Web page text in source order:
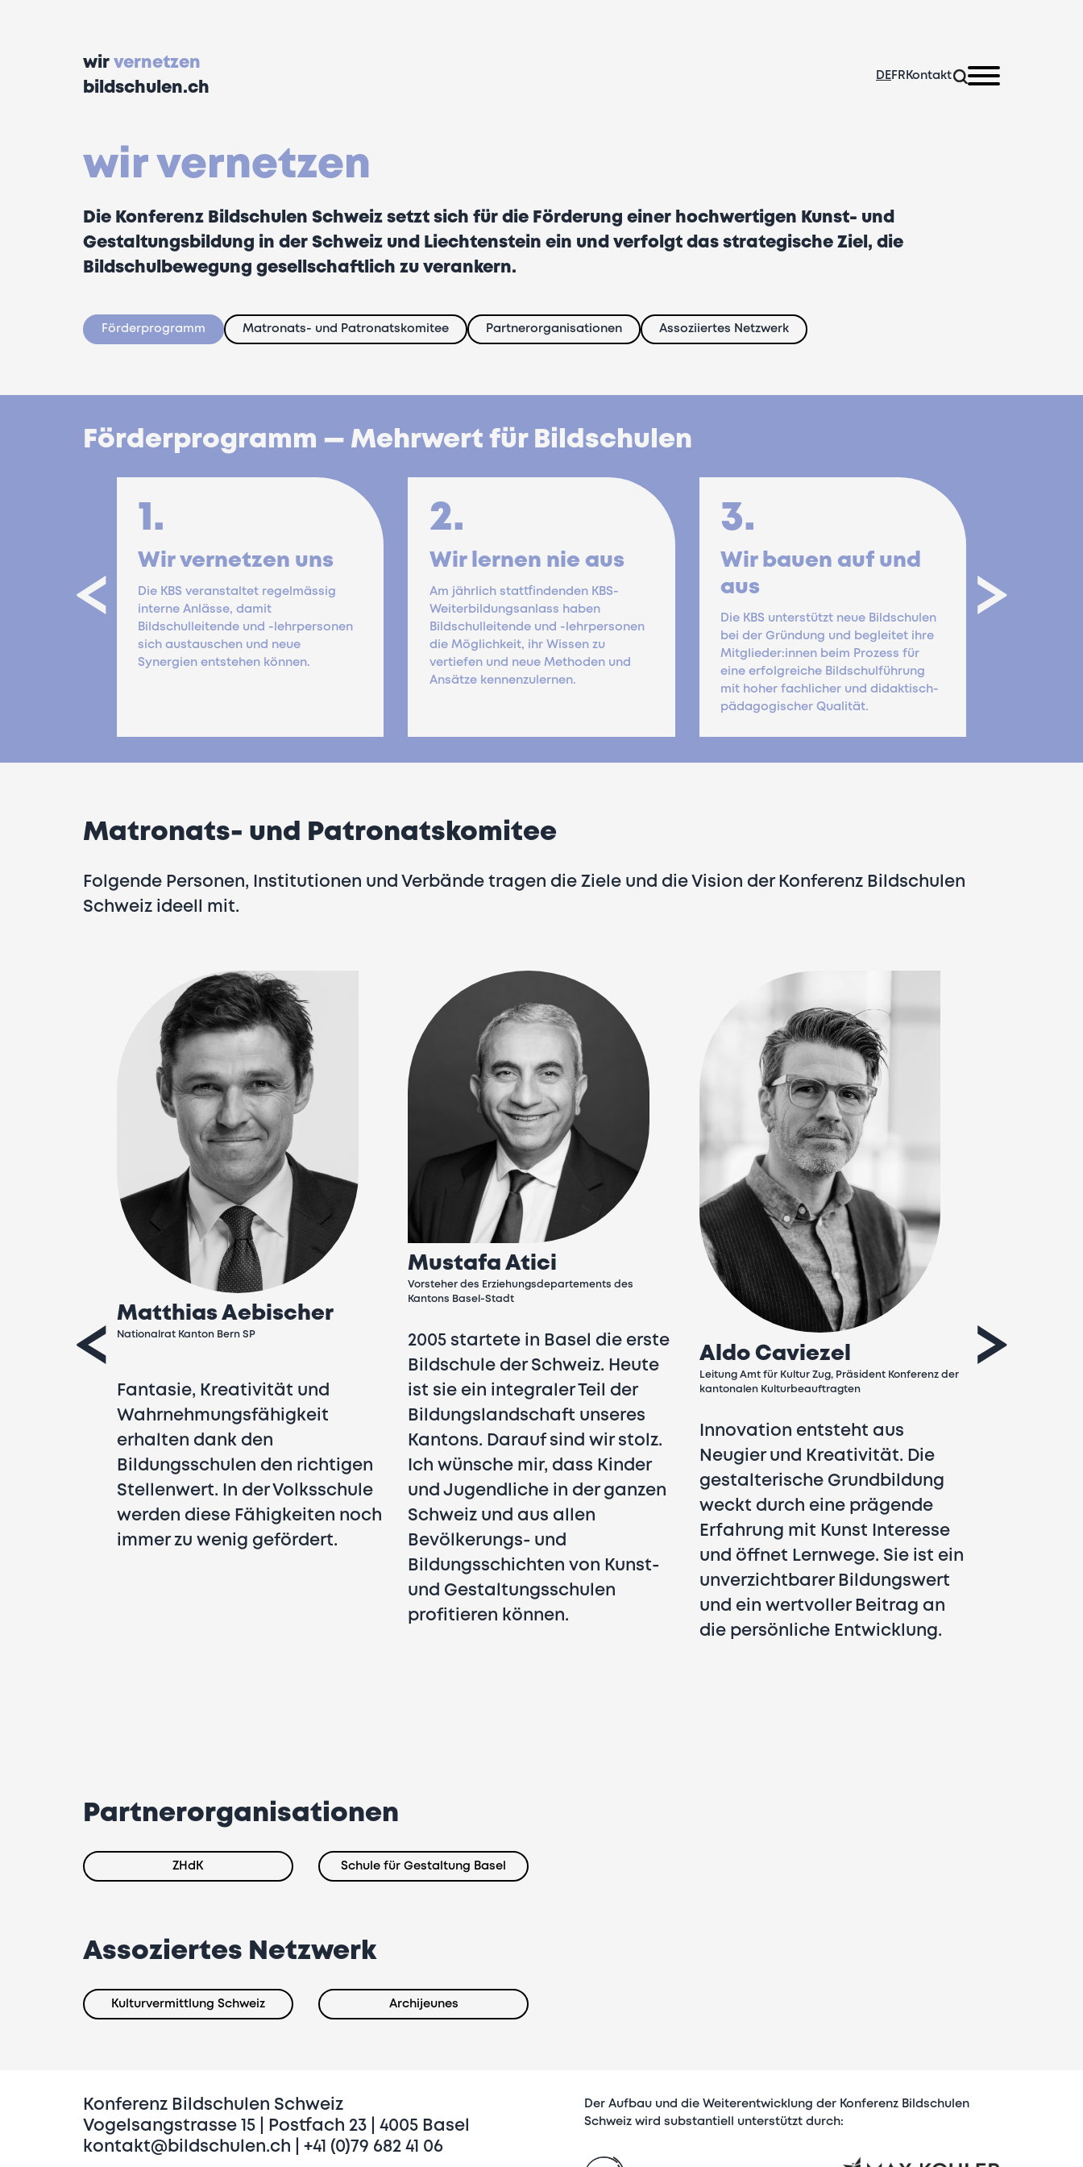
wir vernetzen
bildschulen.ch
DE FR Kontakt
wir vernetzen
Die Konferenz Bildschulen Schweiz setzt sich für die Förderung einer hochwertigen Kunst- und
Gestaltungsbildung in der Schweiz und Liechtenstein ein und verfolgt das strategische Ziel, die
Bildschulbewegung gesellschaftlich zu verankern.
Förderprogramm Matronats- und Patronatskomitee Partnerorganisationen Assoziiertes Netzwerk
Förderprogramm — Mehrwert für Bildschulen
1.
Wir vernetzen uns
Die KBS veranstaltet regelmässig
interne Anlässe, damit
Bildschulleitende und -lehrpersonen
sich austauschen und neue
Synergien entstehen können.
2.
Wir lernen nie aus
Am jährlich stattfindenden KBS-
Weiterbildungsanlass haben
Bildschulleitende und -lehrpersonen
die Möglichkeit, ihr Wissen zu
vertiefen und neue Methoden und
Ansätze kennenzulernen.
3.
Wir bauen auf und
aus
Die KBS unterstützt neue Bildschulen
bei der Gründung und begleitet ihre
Mitglieder:innen beim Prozess für
eine erfolgreiche Bildschulführung
mit hoher fachlicher und didaktisch-
pädagogischer Qualität.
< >
Matronats- und Patronatskomitee
Folgende Personen, Institutionen und Verbände tragen die Ziele und die Vision der Konferenz Bildschulen
Schweiz ideell mit.
Matthias Aebischer
Nationalrat Kanton Bern SP
Fantasie, Kreativität und
Wahrnehmungsfähigkeit
erhalten dank den
Bildungsschulen den richtigen
Stellenwert. In der Volksschule
werden diese Fähigkeiten noch
immer zu wenig gefördert.
Mustafa Atici
Vorsteher des Erziehungsdepartements des
Kantons Basel-Stadt
2005 startete in Basel die erste
Bildschule der Schweiz. Heute
ist sie ein integraler Teil der
Bildungslandschaft unseres
Kantons. Darauf sind wir stolz.
Ich wünsche mir, dass Kinder
und Jugendliche in der ganzen
Schweiz und aus allen
Bevölkerungs- und
Bildungsschichten von Kunst-
und Gestaltungsschulen
profitieren können.
Aldo Caviezel
Leitung Amt für Kultur Zug, Präsident Konferenz der
kantonalen Kulturbeauftragten
Innovation entsteht aus
Neugier und Kreativität. Die
gestalterische Grundbildung
weckt durch eine prägende
Erfahrung mit Kunst Interesse
und öffnet Lernwege. Sie ist ein
unverzichtbarer Bildungswert
und ein wertvoller Beitrag an
die persönliche Entwicklung.
Cyrill
< >
Partnerorganisationen
ZHdK Schule für Gestaltung Basel
Assoziertes Netzwerk
Kulturvermittlung Schweiz Archijeunes
Konferenz Bildschulen Schweiz
Vogelsangstrasse 15 | Postfach 23 | 4005 Basel
kontakt@bildschulen.ch | +41 (0)79 682 41 06
Der Aufbau und die Weiterentwicklung der Konferenz Bildschulen
Schweiz wird substantiell unterstützt durch: